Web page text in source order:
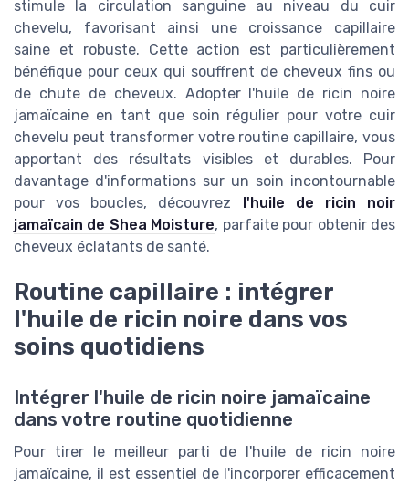
stimule la circulation sanguine au niveau du cuir
chevelu, favorisant ainsi une croissance capillaire
saine et robuste. Cette action est particulièrement
bénéfique pour ceux qui souffrent de cheveux fins ou
de chute de cheveux. Adopter l'huile de ricin noire
jamaïcaine en tant que soin régulier pour votre cuir
chevelu peut transformer votre routine capillaire, vous
apportant des résultats visibles et durables. Pour
davantage d'informations sur un soin incontournable
pour vos boucles, découvrez l'huile de ricin noir
jamaïcain de Shea Moisture, parfaite pour obtenir des
cheveux éclatants de santé.
Routine capillaire : intégrer
l'huile de ricin noire dans vos
soins quotidiens
Intégrer l'huile de ricin noire jamaïcaine
dans votre routine quotidienne
Pour tirer le meilleur parti de l'huile de ricin noire
jamaïcaine, il est essentiel de l'incorporer efficacement